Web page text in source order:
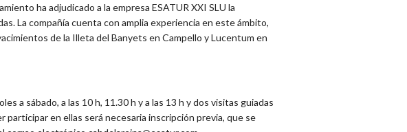
ha adjudicado a la empresa ESATUR XXI SLU la
La compañía cuenta con amplia experiencia en este ámbito,
de la Illeta del Banyets en Campello y Lucentum en
a sábado, a las 10 h, 11.30 h y a las 13 h y dos visitas guiadas
participar en ellas será necesaria inscripción previa, que se